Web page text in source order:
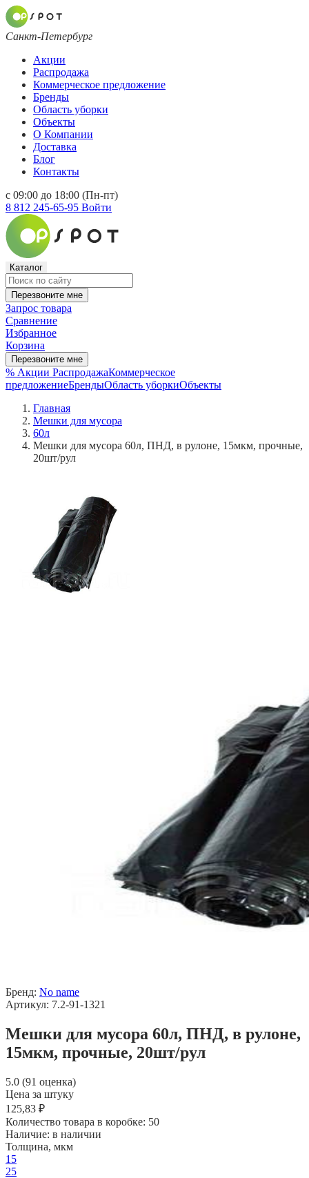
Санкт-Петербург
Акции
Распродажа
Коммерческое предложение
Бренды
Область уборки
Объекты
О Компании
Доставка
Блог
Контакты
с 09:00 до 18:00 (Пн-пт)
8 812 245-65-95 Войти
Каталог
Перезвоните мне
Запрос товара
Сравнение
Избранное
Корзина
Перезвоните мне
% Акции РаспродажаКоммерческое
предложениеБрендыОбласть уборкиОбъекты
Главная
Мешки для мусора
60л
Мешки для мусора 60л, ПНД, в рулоне, 15мкм, прочные,
20шт/рул
Бренд: No name
Артикул: 7.2-91-1321
Мешки для мусора 60л, ПНД, в рулоне,
15мкм, прочные, 20шт/рул
5.0 (91 оценка)
Цена за штуку
125,83 ₽
Количество товара в коробке: 50
Наличие: в наличии
Толщина, мкм
15
25